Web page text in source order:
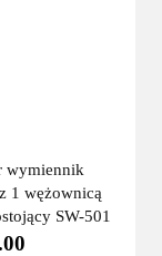
wymiennik
1 wężownicą
SW-501